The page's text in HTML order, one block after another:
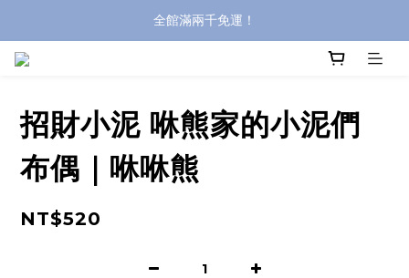
全館滿兩千免運！
全館滿兩千免運！
招財小泥 咻熊家的小泥們
布偶｜咻咻熊
NT$520